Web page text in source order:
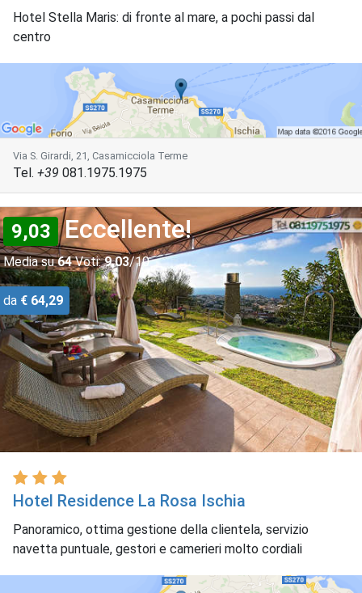
Hotel Stella Maris: di fronte al mare, a pochi passi dal
centro
Via S. Girardi, 21, Casamicciola Terme
Tel. +39 081.1975.1975
9,03 Eccellente!
Media su64Voti: 9,03/10
da € 64,29
Hotel Residence La Rosa Ischia
Panoramico, ottima gestione della clientela, servizio
navetta puntuale, gestori e camerieri molto cordiali